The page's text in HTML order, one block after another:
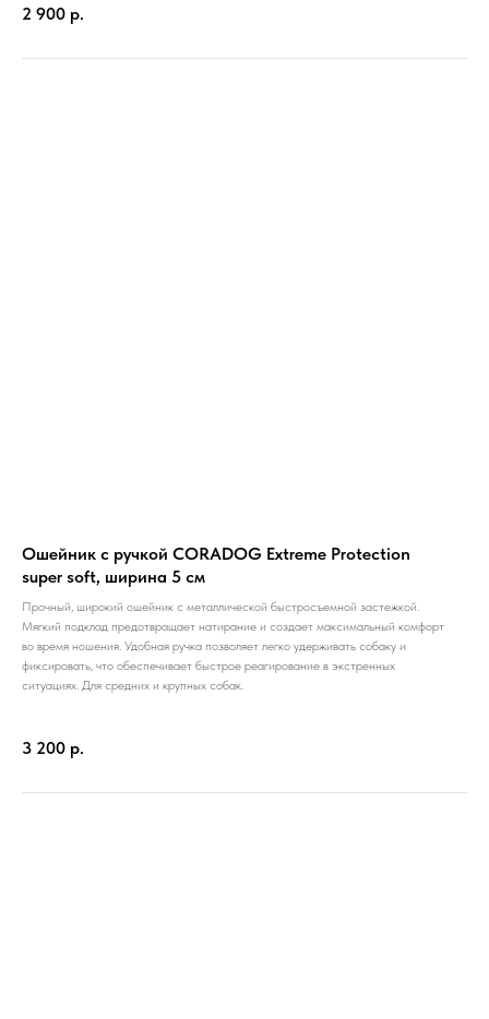
2 900 р.
Ошейник с ручкой CORADOG Extreme Protection
super soft, ширина 5 см
Прочный, широкий ошейник с металлической быстросъемной застежкой.
Мягкий подклад предотвращает натирание и создает максимальный комфорт
во время ношения. Удобная ручка позволяет легко удерживать собаку и
фиксировать, что обеспечивает быстрое реагирование в экстренных
ситуациях. Для средних и крупных собак.
3 200 р.